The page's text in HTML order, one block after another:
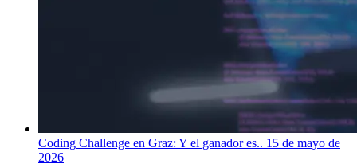
Coding Challenge en Graz: Y el ganador es.. 15 de mayo de
2026